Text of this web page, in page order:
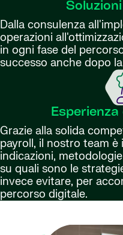
Dalla consulenza
operazioni
in ogni fase del
successo anche dopo
Grazie alla solida
payroll, il nostro team
indicazioni,
su quali sono le
invece evitare, per
percorso digitale.